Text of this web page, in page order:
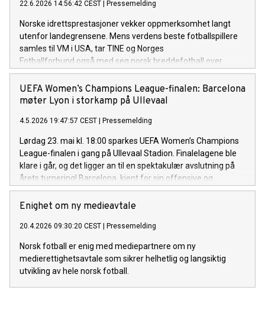
22.6.2026 14:56:42 CEST Pressemelding
Norske idrettsprestasjoner vekker oppmerksomhet langt
utenfor landegrensene. Mens verdens beste fotballspillere
samles til VM i USA, tar TINE og Norges
Fotballforbund også med seg norsk breddefotball over
Atlanteren. Unge fotballskole-instruktører er i New York for å
dele den norske modellen med barn og unge i Brooklyn.
UEFA Women’s Champions League-finalen: Barcelona
møter Lyon i storkamp på Ullevaal
4.5.2026 19:47:57 CEST Pressemelding
Lørdag 23. mai kl. 18:00 sparkes UEFA Women’s Champions
League-finalen i gang på Ullevaal Stadion. Finalelagene ble
klare i går, og det ligger an til en spektakulær avslutning på
årets turnering! Barcelona, kjent for sin offensive og
tekniske spillestil, møter et Lyon-lag med en imponerende
merittliste i turneringen. Finalen får også et sterkt norsk
Hegerberg og Ingrid Syrstad Engen (Lyon) og Caroline
Graham Hansen og Martine Fenger (Barcelona). Dermed får
norske fotballfans en unik mulighet til å oppleve noen av
våre største profiler kjempe om Europas mest prestisjefylte
klubbtrofé. De tre norske landslagsstjernene har vært svært
sentrale for sine klubber i turneringen, mens stortalentet
Enighet om ny medieavtale
20.4.2026 09:30:20 CEST Pressemelding
Norsk fotball er enig med mediepartnere om ny
medierettighetsavtale som sikrer helhetlig og langsiktig
utvikling av hele norsk fotball.